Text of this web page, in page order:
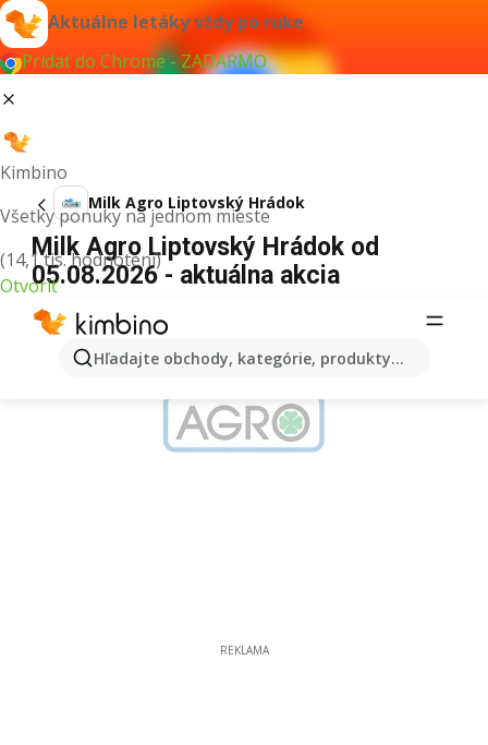
Aktuálne letáky vždy po ruke
Pridať do Chrome - ZADARMO
Kimbino
Všetky ponuky na jednom mieste
(14,1 tis. hodnotení)
Otvoriť
Hľadajte obchody, kategórie, produkty...
Milk Agro Liptovský Hrádok
Milk Agro Liptovský Hrádok od
05.08.2026 - aktuálna akcia
REKLAMA